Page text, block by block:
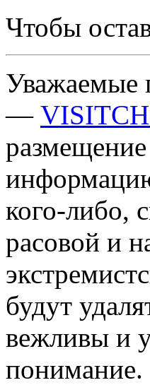
Чтобы
Уважаемые
—
кого-либо,
расовой и
будут
вежливы и
понимание.